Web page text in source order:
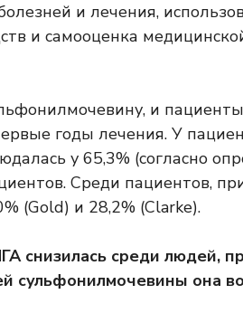
и лечения,
и самооценка
и
годы лечения. У
у 65,3% (согласно
Среди пациентов,
(Gold) и 28,2% (Clarke).
снизилась среди людей,
сульфонилмочевины она